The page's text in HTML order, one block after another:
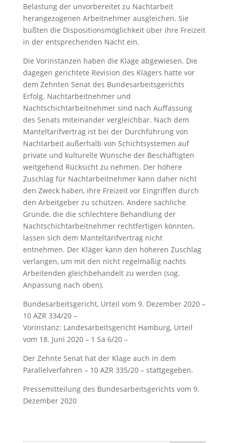
Belastung der unvorbereitet zu Nachtarbeit
herangezogenen Arbeitnehmer ausgleichen. Sie
büßten die Dispositionsmöglichkeit über ihre Freizeit
in der entsprechenden Nacht ein.
Die Vorinstanzen haben die Klage abgewiesen. Die
dagegen gerichtete Revision des Klägers hatte vor
dem Zehnten Senat des Bundesarbeitsgerichts
Erfolg. Nachtarbeitnehmer und
Nachtschichtarbeitnehmer sind nach Auffassung
des Senats miteinander vergleichbar. Nach dem
Manteltarifvertrag ist bei der Durchführung von
Nachtarbeit außerhalb von Schichtsystemen auf
private und kulturelle Wünsche der Beschäftigten
weitgehend Rücksicht zu nehmen. Der höhere
Zuschlag für Nachtarbeitnehmer kann daher nicht
den Zweck haben, ihre Freizeit vor Eingriffen durch
den Arbeitgeber zu schützen. Andere sachliche
Gründe, die die schlechtere Behandlung der
Nachtschichtarbeitnehmer rechtfertigen könnten,
lassen sich dem Manteltarifvertrag nicht
entnehmen. Der Kläger kann den höheren Zuschlag
verlangen, um mit den nicht regelmäßig nachts
Arbeitenden gleichbehandelt zu werden (sog.
Anpassung nach oben).
Bundesarbeitsgericht, Urteil vom 9. Dezember 2020 –
10 AZR 334/20 –
Vorinstanz: Landesarbeitsgericht Hamburg, Urteil
vom 18. Juni 2020 – 1 Sa 6/20 –
Der Zehnte Senat hat der Klage auch in dem
Parallelverfahren – 10 AZR 335/20 – stattgegeben.
Pressemitteilung des Bundesarbeitsgerichts vom 9.
Dezember 2020